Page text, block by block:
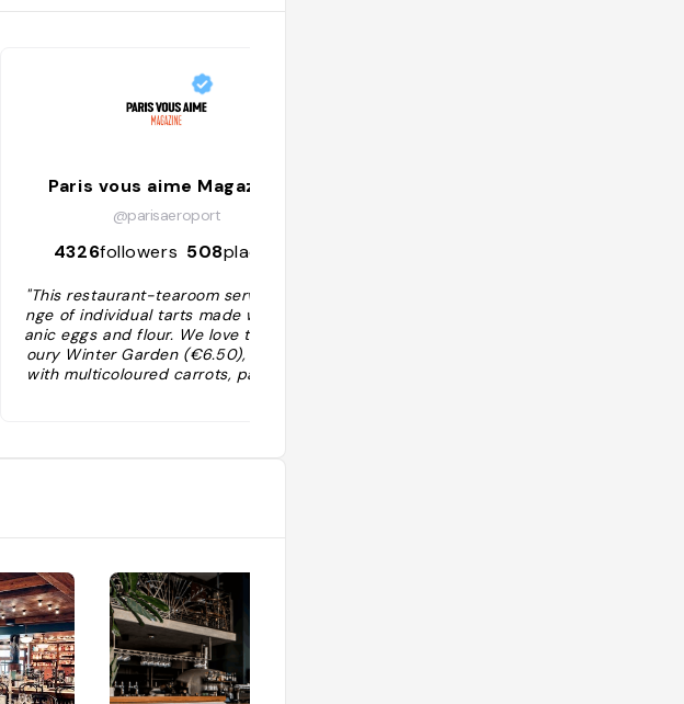
Paris vous aime Magazine
@parisaeroport
4326followers 508places
"This restaurant-tearoom serves a ra
nge of individual tarts made with org
anic eggs and flour. We love their sav
oury Winter Garden (€6.50), topped
with multicoloured carrots, parsnips,